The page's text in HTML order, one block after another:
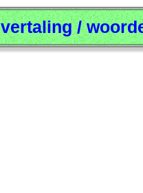
vertaling /